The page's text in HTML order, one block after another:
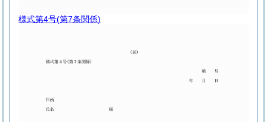
様式第4号(第7条関係)